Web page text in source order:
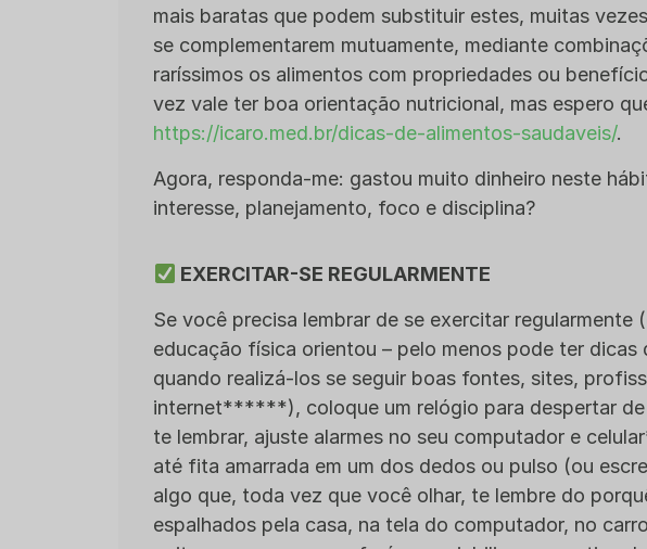
mais baratas que podem substituir estes, muitas
se complementarem mutuamente, mediante
raríssimos os alimentos com propriedades ou
vez vale ter boa orientação nutricional, mas espero
https://icaro.med.br/dicas-de-alimentos-saudaveis/.
Agora, responda-me: gastou muito dinheiro neste
interesse, planejamento, foco e disciplina?
EXERCITAR-SE REGULARMENTE
Se você precisa lembrar de se exercitar
educação física orientou – pelo menos pode ter dicas
quando realizá-los se seguir boas fontes, sites,
internet******), coloque um relógio para despertar de
te lembrar, ajuste alarmes no seu computador e
até fita amarrada em um dos dedos ou pulso (ou
algo que, toda vez que você olhar, te lembre do
espalhados pela casa, na tela do computador, no